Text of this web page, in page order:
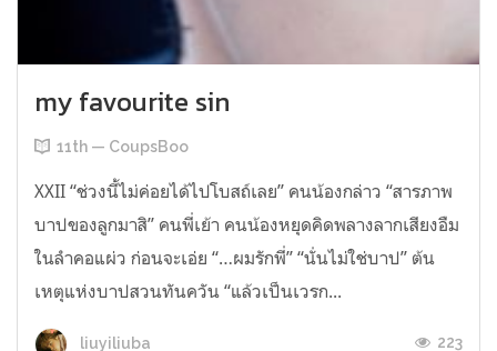
my favourite sin
11th — CoupsBoo
XXII “ช่วงนี้ไม่ค่อยได้ไปโบสถ์เลย” คนน้องกล่าว “สารภาพ
บาปของลูกมาสิ” คนพี่เย้า คนน้องหยุดคิดพลางลากเสียงอืม
ในลำคอแผ่ว ก่อนจะเอ่ย “…ผมรักพี่” “นั่นไม่ใช่บาป” ต้น
เหตุแห่งบาปสวนทันควัน “แล้วเป็นเวรก...
liuyiliuba 223